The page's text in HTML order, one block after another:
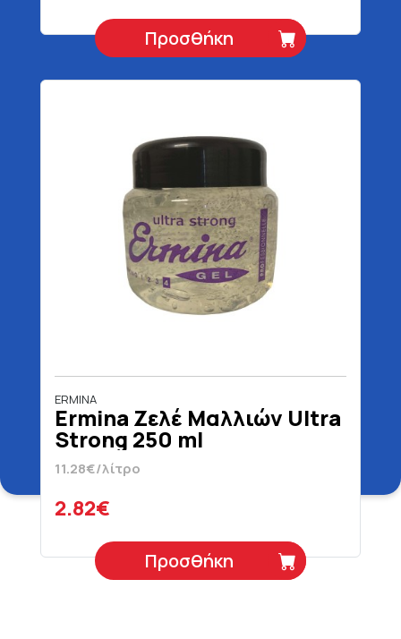
Προσθήκη
ERMINA
Ermina Ζελέ Μαλλιών Ultra
Strong 250 ml
11.28€/λίτρο
2.82€
Προσθήκη